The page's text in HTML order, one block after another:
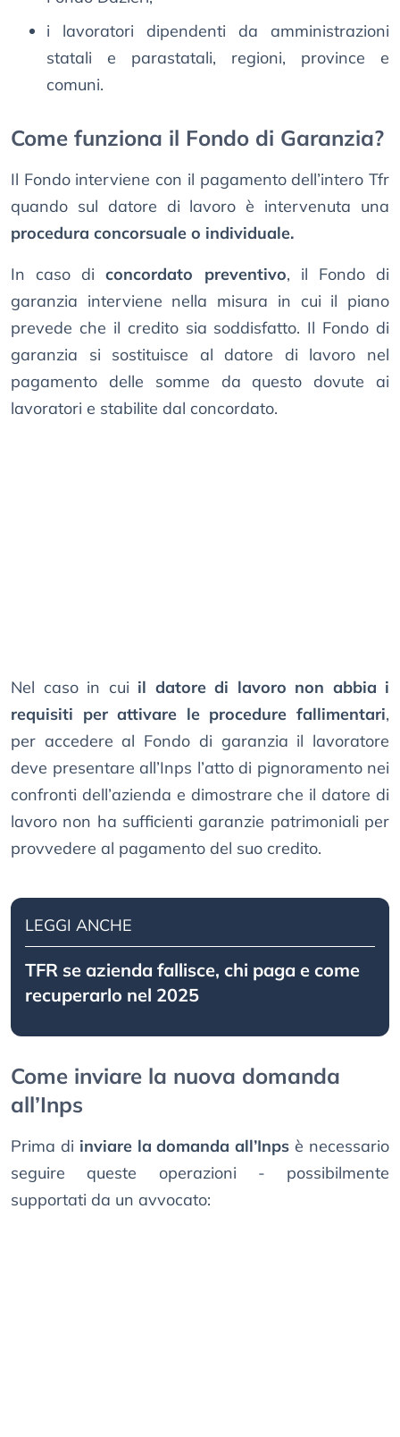
i lavoratori dipendenti da amministrazioni
statali e parastatali, regioni, province e
comuni.
Come funziona il Fondo di Garanzia?
Il Fondo interviene con il pagamento dell’intero Tfr
quando sul datore di lavoro è intervenuta una
procedura concorsuale o individuale.
In caso diconcordato preventivo, il Fondo di
garanzia interviene nella misura in cui il piano
prevede che il credito sia soddisfatto. Il Fondo di
garanzia si sostituisce al datore di lavoro nel
pagamento delle somme da questo dovute ai
lavoratori e stabilite dal concordato.
Nel caso in cui il datore di lavoro non abbia i
requisiti per attivare le procedure fallimentari,
per accedere al Fondo di garanzia il lavoratore
deve presentare all’Inps l’atto di pignoramento nei
confronti dell’azienda e dimostrare che il datore di
lavoro non ha sufficienti garanzie patrimoniali per
provvedere al pagamento del suo credito.
LEGGI ANCHE
TFR se azienda fallisce, chi paga e come
recuperarlo nel 2025
Come inviare la nuova domanda
all’Inps
Prima di inviare la domanda all’Inpsè necessario
seguire queste operazioni - possibilmente
supportati da un avvocato: